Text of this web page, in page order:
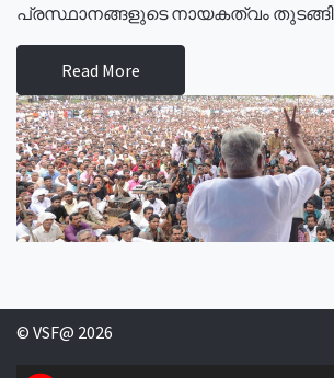
പ്രസ്ഥാനങ്ങളുടെ നായകത്വം തുടങ്ങി
Read More
© VSF@ 2026